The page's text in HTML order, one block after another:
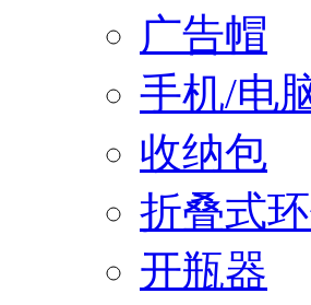
广告帽
手机/电
收纳包
折叠式
开瓶器